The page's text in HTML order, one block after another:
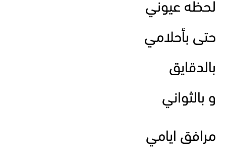
لحظه عيوني
حتى بأحلامي
بالدقايق
و بالثواني
مرافق ايامي